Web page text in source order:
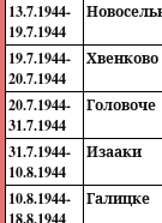
13.7.1944-
19.7.1944
19.7.1944-
20.7.1944
Хвенково
20.7.1944-
31.7.1944
Головоче
31.7.1944-
10.8.1944
Изааки
10.8.1944-
Галицке